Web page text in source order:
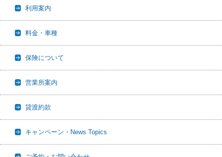
利用案内
料金・車種
保険について
営業所案内
貸渡約款
キャンペーン・News Topics